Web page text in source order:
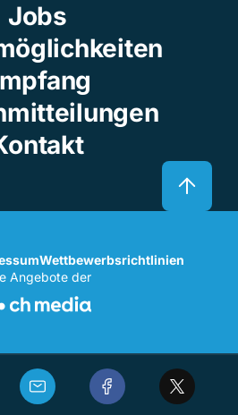
Jobs
Wettbewerbsrichtlinien
Angebote der